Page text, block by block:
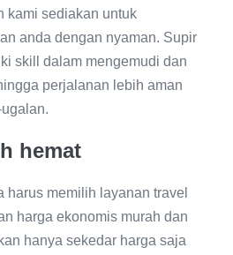
kami sediakan untuk
anda dengan nyaman. Supir
skill dalam mengemudi dan
perjalanan lebih aman
hemat
harus memilih layanan travel
harga ekonomis murah dan
hanya sekedar harga saja